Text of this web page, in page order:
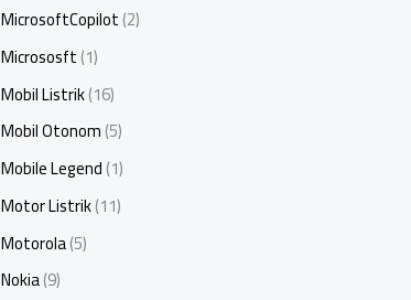
MicrosoftCopilot(2)
Micrososft(1)
Mobil Listrik(16)
Mobil Otonom(5)
Mobile Legend(1)
Motor Listrik(11)
Motorola(5)
Nokia(9)